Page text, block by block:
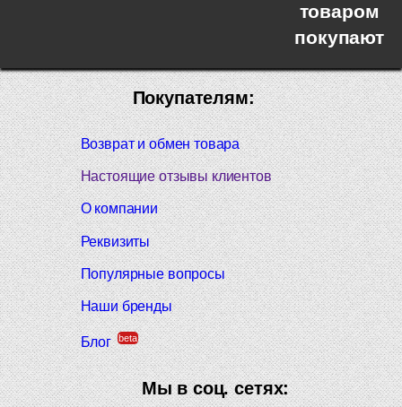
товаром
покупают
Покупателям:
Возврат и обмен товара
Настоящие отзывы клиентов
О компании
Реквизиты
Популярные вопросы
Наши бренды
Блог beta
Мы в соц. сетях: